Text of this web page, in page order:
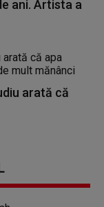
ani. Artista a
arată că